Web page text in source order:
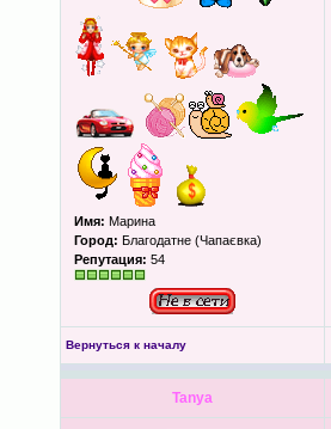
Имя: Марина
Город: Благодатне (Чапаєвка)
Репутация: 54
Вернуться к началу
Tanya